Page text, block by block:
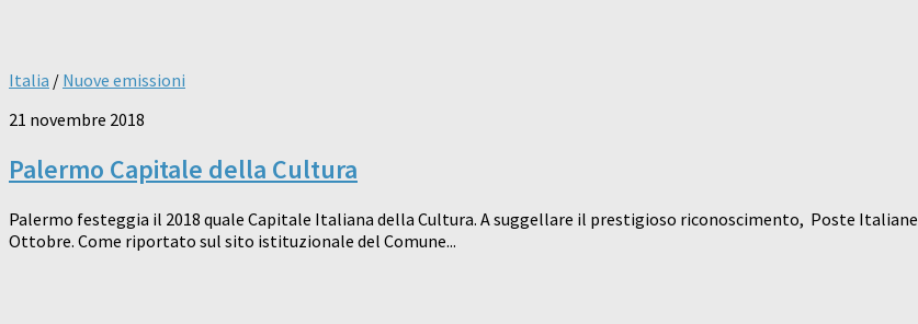
Italia / Nuove emissioni
21 novembre 2018
Palermo Capitale della Cultura
Palermo festeggia il 2018 quale Capitale Italiana della Cultura. A suggellare il prestigioso riconoscimento, Poste
Ottobre. Come riportato sul sito istituzionale del Comune...